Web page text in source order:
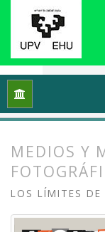
Inicio
MEDIOS Y
LOS LÍMITES DE